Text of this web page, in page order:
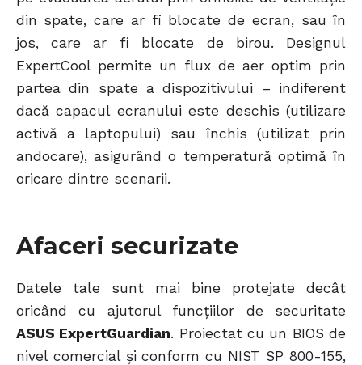
din spate, care ar fi blocate de ecran, sau în
jos, care ar fi blocate de birou. Designul
ExpertCool permite un flux de aer optim prin
partea din spate a dispozitivului – indiferent
dacă capacul ecranului este deschis (utilizare
activă a laptopului) sau închis (utilizat prin
andocare), asigurând o temperatură optimă în
oricare dintre scenarii.
Afaceri securizate
Datele tale sunt mai bine protejate decât
oricând cu ajutorul funcțiilor de securitate
ASUS ExpertGuardian. Proiectat cu un BIOS de
nivel comercial și conform cu NIST SP 800-155,